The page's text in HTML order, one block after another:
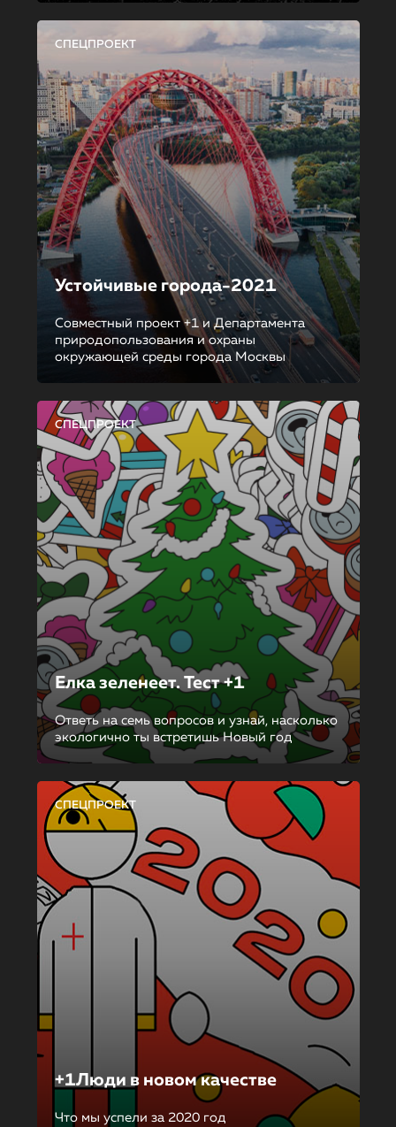
СПЕЦПРОЕКТ
Устойчивые города-2021
Совместный проект +1 и Департамента
природопользования и охраны
окружающей среды города Москвы
СПЕЦПРОЕКТ
Елка зеленеет. Тест +1
Ответь на семь вопросов и узнай, насколько
экологично ты встретишь Новый год
СПЕЦПРОЕКТ
+1Люди в новом качестве
Что мы успели за 2020 год